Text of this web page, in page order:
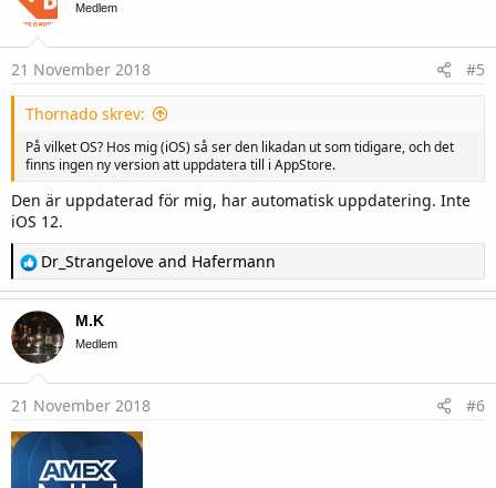
o
:
Medlem
21 November 2018 #5
Thornado skrev:
På vilket OS? Hos mig (iOS) så ser den likadan ut som tidigare, och det
finns ingen ny version att uppdatera till i AppStore.
Den är uppdaterad för mig, har automatisk uppdatering. Inte
iOS 12.
R
a
c
t
i
o
:
Dr_Strangelove and Hafermann
M.K
Medlem
21 November 2018 #6